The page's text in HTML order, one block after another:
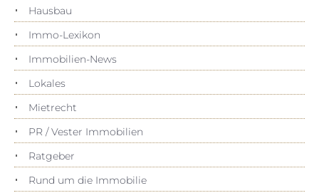
Hausbau
Immo-Lexikon
Immobilien-News
Lokales
Mietrecht
PR / Vester Immobilien
Ratgeber
Rund um die Immobilie